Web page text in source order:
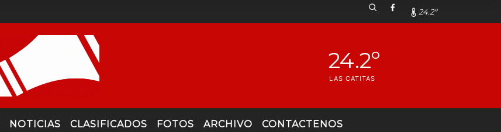
24.2º
24.2º
LAS CATITAS
NOTICIAS CLASIFICADOS FOTOS ARCHIVO CONTACTENOS